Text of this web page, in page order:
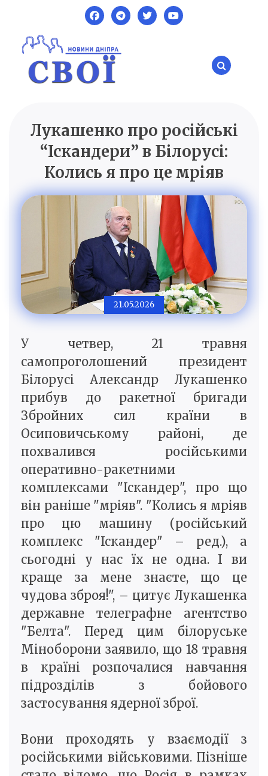
content
SVOI.DP.UA
Новини Дніпра
Лукашенко про російські
“Іскандери” в Білорусі:
Колись я про це мріяв
21.05.2026
У четвер, 21 травня
самопроголошений президент
Білорусі Александр Лукашенко
прибув до ракетної бригади
Збройних сил країни в
Осиповичському районі, де
похвалився російськими
оперативно-ракетними
комплексами "Іскандер", про що
він раніше "мріяв". "Колись я мріяв
про цю машину (російський
комплекс "Іскандер" – ред.), а
сьогодні у нас їх не одна. І ви
краще за мене знаєте, що це
чудова зброя!", – цитує Лукашенка
державне телеграфне агентство
"Белта". Перед цим білоруське
Міноборони заявило, що 18 травня
в країні розпочалися навчання
підрозділів з бойового
застосування ядерної зброї.
Вони проходять у взаємодії з
російськими військовими. Пізніше